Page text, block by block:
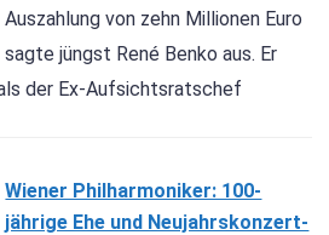
Auszahlung von zehn Millionen Euro
jüngst René Benko aus. Er
der Ex-Aufsichtsratschef
Wiener Philharmoniker: 100-
jährige Ehe und Neujahrskonzert-